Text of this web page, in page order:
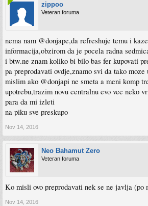
zippoo
Veteran foruma
nema nam @donjape,da refreshuje temu i
informacija,obzirom da je pocela radna
i btw.ne znam koliko bi bilo bas fer kupovati
pa preprodavati ovdje,znamo svi da tako
mislim ako @donjapi ne smeta a meni komp
upotrebu,trazim novu centralnu evo vec neko
para da mi izleti
na piku sve preskupo
Nov 14, 2016
Neo Bahamut Zero
Veteran foruma
Ko misli ovo preprodavati nek se ne javlja (po
Nov 14, 2016